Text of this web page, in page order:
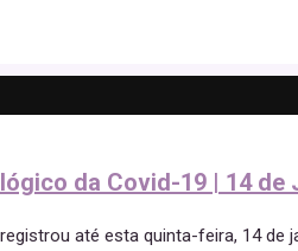
da Covid-19 | 14 de
até esta quinta-feira, 14